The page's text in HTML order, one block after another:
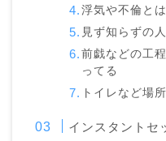
浮気や不倫と
見ず知らずの
前戯などの工
ってる
トイレなど場
インスタントセ